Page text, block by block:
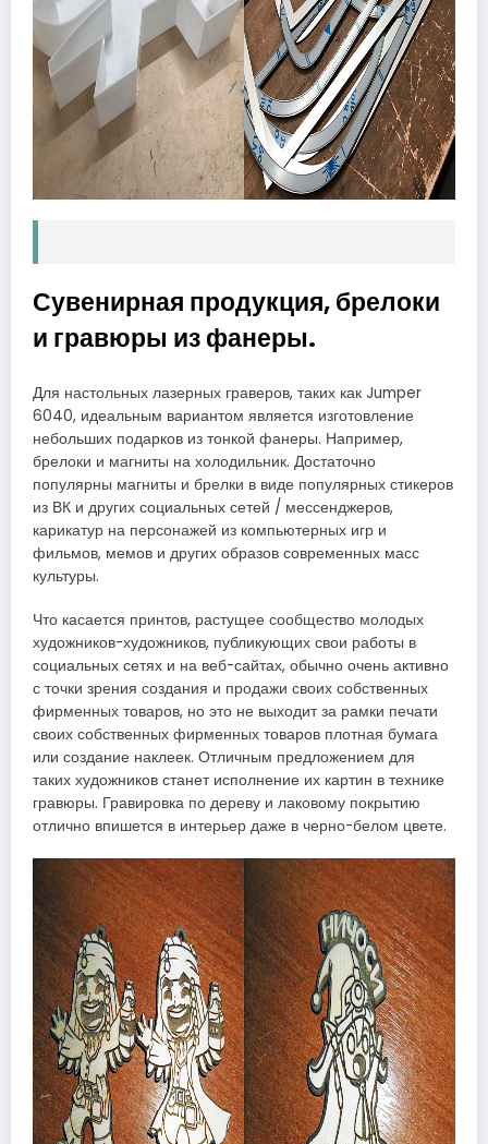
Сувенирная продукция, брелоки
и гравюры из фанеры.
Для настольных лазерных граверов, таких как Jumper
6040, идеальным вариантом является изготовление
небольших подарков из тонкой фанеры. Например,
брелоки и магниты на холодильник. Достаточно
популярны магниты и брелки в виде популярных стикеров
из ВК и других социальных сетей / мессенджеров,
карикатур на персонажей из компьютерных игр и
фильмов, мемов и других образов современных масс
культуры.
Что касается принтов, растущее сообщество молодых
художников-художников, публикующих свои работы в
социальных сетях и на веб-сайтах, обычно очень активно
с точки зрения создания и продажи своих собственных
фирменных товаров, но это не выходит за рамки печати
своих собственных фирменных товаров плотная бумага
или создание наклеек. Отличным предложением для
таких художников станет исполнение их картин в технике
гравюры. Гравировка по дереву и лаковому покрытию
отлично впишется в интерьер даже в черно-белом цвете.